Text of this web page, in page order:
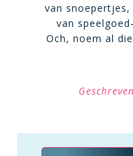
van
van
Och, noem al